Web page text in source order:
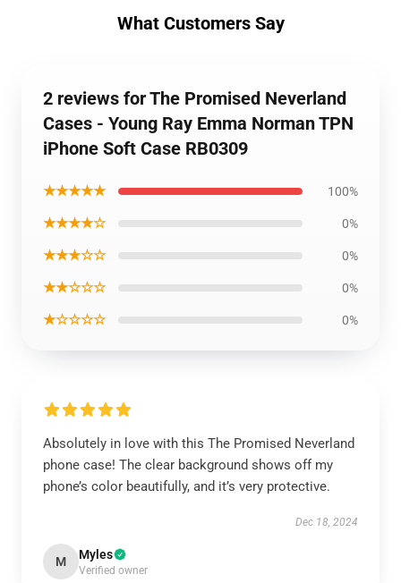
What Customers Say
2 reviews for The Promised Neverland
Cases - Young Ray Emma Norman TPN
iPhone Soft Case RB0309
★★★★★ 100%
★★★★☆ 0%
★★★☆☆ 0%
★★☆☆☆ 0%
★☆☆☆☆ 0%
Absolutely in love with this The Promised Neverland
phone case! The clear background shows off my
phone’s color beautifully, and it’s very protective.
Dec 18, 2024
M Myles
Verified owner